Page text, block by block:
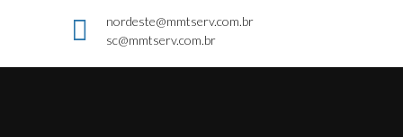
nordeste@mmtserv.com.br
sc@mmtserv.com.br